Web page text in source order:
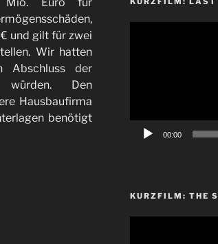
und gilt für zwei
Wir hatten
Abschluss der
würden. Den
Hausbaufirma
benötigt
00:00
KURZFILM: THE